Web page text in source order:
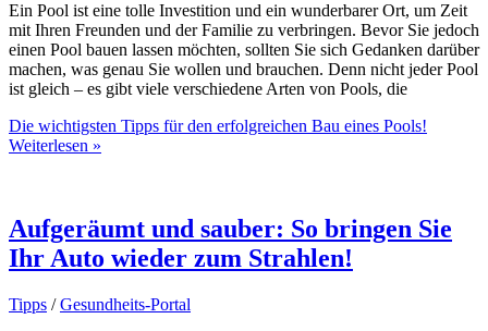
Ein Pool ist eine tolle Investition und ein wunderbarer Ort, um Zeit
mit Ihren Freunden und der Familie zu verbringen. Bevor Sie jedoch
einen Pool bauen lassen möchten, sollten Sie sich Gedanken darüber
machen, was genau Sie wollen und brauchen. Denn nicht jeder Pool
ist gleich – es gibt viele verschiedene Arten von Pools, die
Die wichtigsten Tipps für den erfolgreichen Bau eines Pools!
Weiterlesen »
Aufgeräumt und sauber: So bringen Sie
Ihr Auto wieder zum Strahlen!
Tipps /Gesundheits-Portal